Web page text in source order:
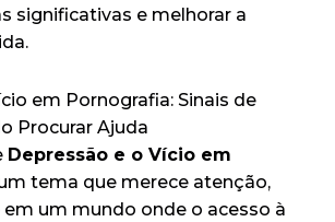
significativas e melhorar a
em Pornografia: Sinais de
Procurar Ajuda
Depressão e o Vício em
tema que merece atenção,
um mundo onde o acesso à